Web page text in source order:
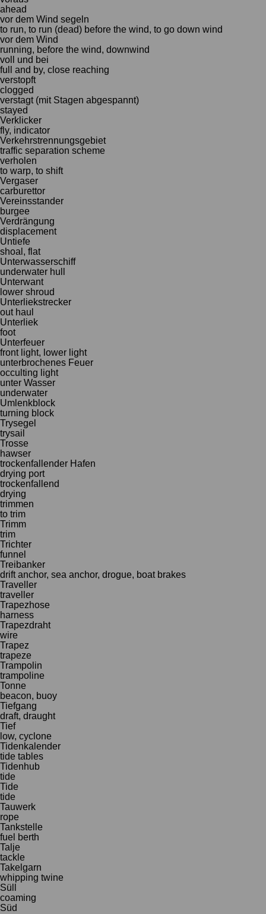
ahead
vor dem Wind segeln
to run, to run (dead) before the wind, to go down wind
vor dem Wind
running, before the wind, downwind
voll und bei
full and by, close reaching
verstopft
clogged
verstagt (mit Stagen abgespannt)
stayed
Verklicker
fly, indicator
Verkehrstrennungsgebiet
traffic separation scheme
verholen
to warp, to shift
Vergaser
carburettor
Vereinsstander
burgee
Verdrängung
displacement
Untiefe
shoal, flat
Unterwasserschiff
underwater hull
Unterwant
lower shroud
Unterliekstrecker
out haul
Unterliek
foot
Unterfeuer
front light, lower light
unterbrochenes Feuer
occulting light
unter Wasser
underwater
Umlenkblock
turning block
Trysegel
trysail
Trosse
hawser
trockenfallender Hafen
drying port
trockenfallend
drying
trimmen
to trim
Trimm
trim
Trichter
funnel
Treibanker
drift anchor, sea anchor, drogue, boat brakes
Traveller
traveller
Trapezhose
harness
Trapezdraht
wire
Trapez
trapeze
Trampolin
trampoline
Tonne
beacon, buoy
Tiefgang
draft, draught
Tief
low, cyclone
Tidenkalender
tide tables
Tidenhub
tide
Tide
tide
Tauwerk
rope
Tankstelle
fuel berth
Talje
tackle
Takelgarn
whipping twine
Süll
coaming
Süd